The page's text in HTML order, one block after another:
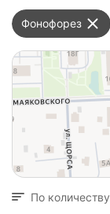
Фонофорез
По